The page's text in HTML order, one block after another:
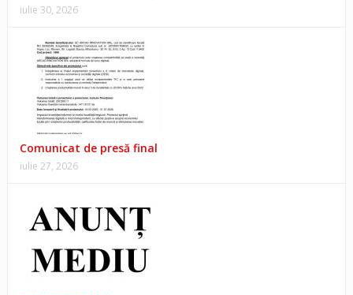
iulie 30, 2026
Comunicat de presă final
iulie 27, 2026